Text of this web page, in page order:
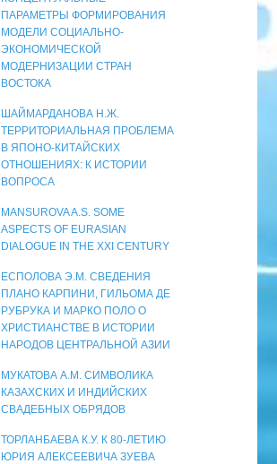
ПАРАМЕТРЫ ФОРМИРОВАНИЯ
МОДЕЛИ СОЦИАЛЬНО-
ЭКОНОМИЧЕСКОЙ
МОДЕРНИЗАЦИИ СТРАН
ВОСТОКА
ШАЙМАРДАНОВА Н.Ж.
ТЕРРИТОРИАЛЬНАЯ ПРОБЛЕМА
В ЯПОНО-КИТАЙСКИХ
ОТНОШЕНИЯХ: К ИСТОРИИ
ВОПРОСА
MANSUROVA A.S. SOME
ASPECTS OF EURASIAN
DIALOGUE IN THE XXI CENTURY
ЕСПОЛОВА Э.М. СВЕДЕНИЯ
ПЛАНО КАРПИНИ, ГИЛЬОМА ДЕ
РУБРУКА И МАРКО ПОЛО О
ХРИСТИАНСТВЕ В ИСТОРИИ
НАРОДОВ ЦЕНТРАЛЬНОЙ АЗИИ
МУКАТОВА А.М. СИМВОЛИКА
КАЗАХСКИХ И ИНДИЙСКИХ
СВАДЕБНЫХ ОБРЯДОВ
ТОРЛАНБАЕВА К.У. К 80-ЛЕТИЮ
ЮРИЯ АЛЕКСЕЕВИЧА ЗУЕВА